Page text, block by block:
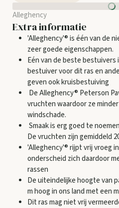
Alleghency
Extra informatie
'Alleghency'® is één van de
zeer goede eigenschappen.
Eén van de beste bestuivers
bestuiver voor dit ras en
geven ook kruisbestuiving
De Alleghency® Peterson
vruchten waardoor ze
windschade.
Smaak is erg goed te
De vruchten zijn gemiddeld
'Alleghency'® rijpt vrij vroeg
onderscheid zich daardoor
rassen
De uiteindelijke hoogte van
m hoog in ons land met een
Dit ras mag niet vrij